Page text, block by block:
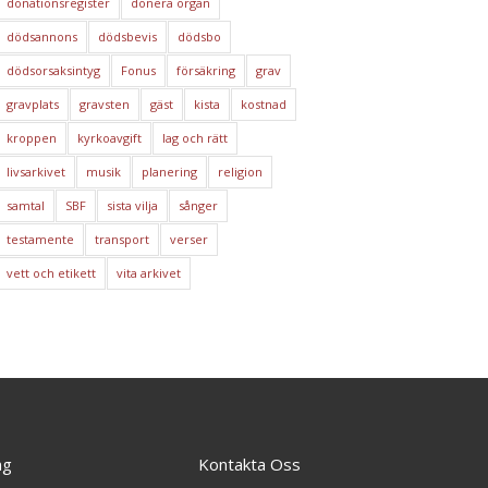
dödsannons dödsbevis dödsbo
dödsorsaksintyg Fonus försäkring grav
gravplats gravsten gäst kista kostnad
kroppen kyrkoavgift lag och rätt
livsarkivet musik planering religion
samtal SBF sista vilja sånger
testamente transport verser
vett och etikett vita arkivet
Kontakta Oss